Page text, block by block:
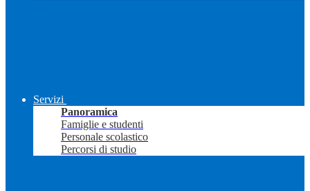
Servizi
Panoramica
Famiglie e studenti
Personale scolastico
Percorsi di studio